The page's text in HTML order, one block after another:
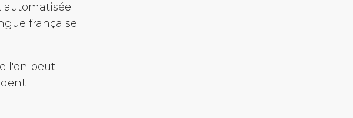
automatisée
française.
l'on peut